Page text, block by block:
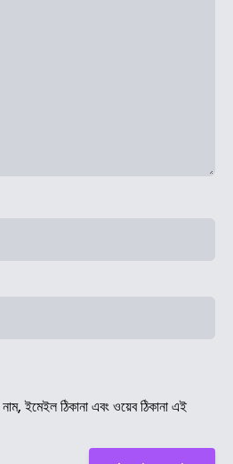
ইমেইল ঠিকানা এবং ওয়েব ঠিকানা এই